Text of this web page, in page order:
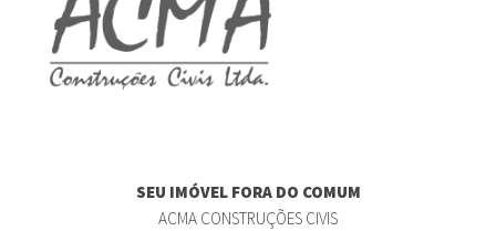
SEU IMÓVEL FORA DO COMUM
ACMA CONSTRUÇÕES CIVIS